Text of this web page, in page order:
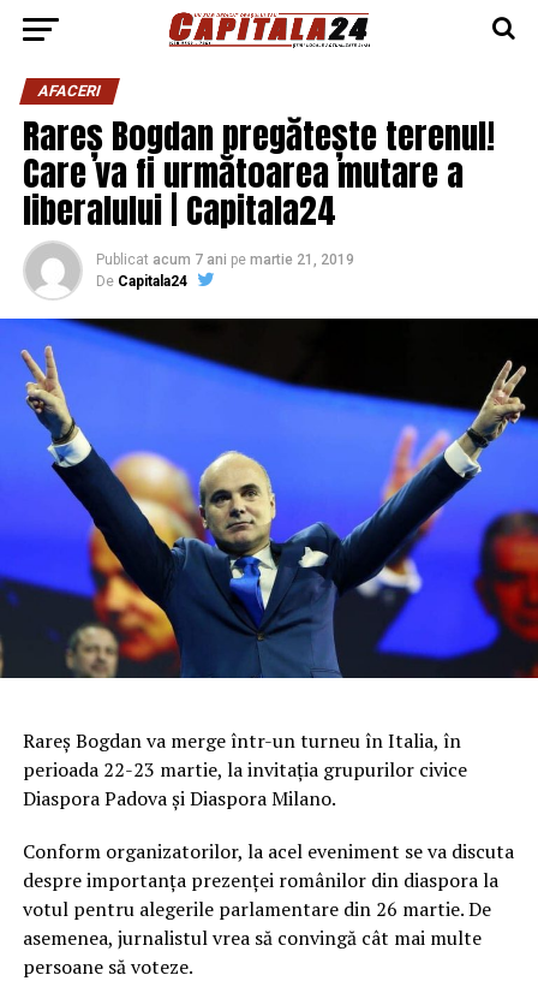
AFACERI
Rareș Bogdan pregătește terenul!
Care va fi următoarea mutare a
liberalului | Capitala24
Publicat acum 7 ani pe martie 21, 2019
De Capitala24
Rareș Bogdan va merge într-un turneu în Italia, în
perioada 22-23 martie, la invitația grupurilor civice
Diaspora Padova și Diaspora Milano.
Conform organizatorilor, la acel eveniment se va discuta
despre importanța prezenței românilor din diaspora la
votul pentru alegerile parlamentare din 26 martie. De
asemenea, jurnalistul vrea să convingă cât mai multe
persoane să voteze.